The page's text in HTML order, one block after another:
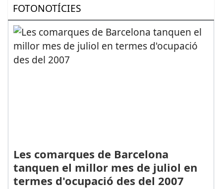
FOTONOTÍCIES
Les comarques de Barcelona
tanquen el millor mes de juliol en
termes d'ocupació des del 2007